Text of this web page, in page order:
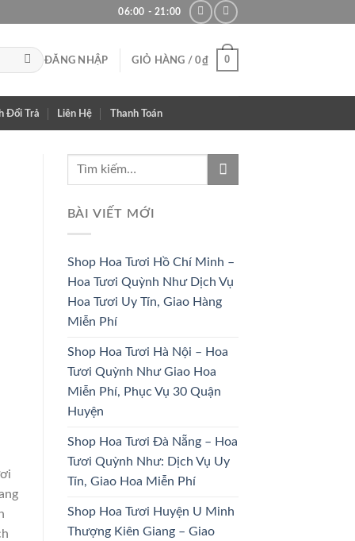
06:00 - 21:00
ĐĂNG NHẬP GIỎ HÀNG /0₫ 0
Đổi Trả Liên Hệ Thanh Toán
HOA CÔ DÂU
33 SẢN PHẨM
BÀI VIẾT MỚI
Shop Hoa Tươi Hồ Chí Minh –
Hoa Tươi Quỳnh Như Dịch Vụ
Hoa Tươi Uy Tín, Giao Hàng
Miễn Phí
Shop Hoa Tươi Hà Nội – Hoa
Tươi Quỳnh Như Giao Hoa
Miễn Phí, Phục Vụ 30 Quận
Huyện
Shop Hoa Tươi Đà Nẵng – Hoa
Tươi Quỳnh Như: Dịch Vụ Uy
Tín, Giao Hoa Miễn Phí
Shop Hoa Tươi Huyện U Minh
Thượng Kiên Giang – Giao